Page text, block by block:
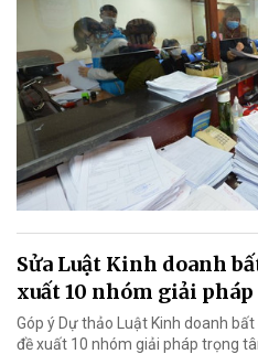
Sửa Luật Kinh doanh
xuất 10 nhóm giải
Góp ý Dự thảo Luật Kinh doanh
đề xuất 10 nhóm giải pháp trọng